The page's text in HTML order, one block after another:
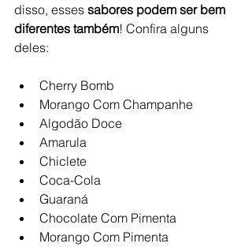
disso, esses sabores podem ser bem
diferentes também! Confira alguns
deles:
Cherry Bomb
Morango Com Champanhe
Algodão Doce
Amarula
Chiclete
Coca-Cola
Guaraná
Chocolate Com Pimenta
Morango Com Pimenta